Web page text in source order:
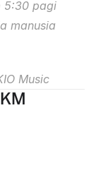
5:30 pagi
manusia
Music